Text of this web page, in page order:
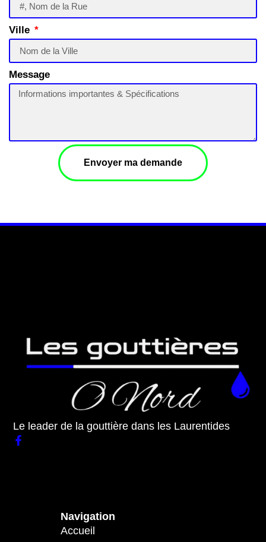
Ville
Message
Envoyer ma demande
Le leader de la gouttière dans les Laurentides
Navigation
Accueil